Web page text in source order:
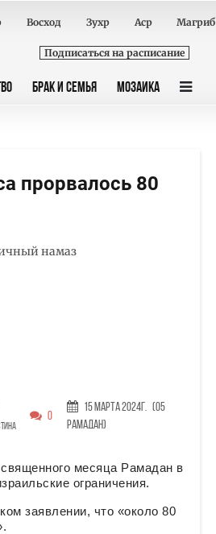
Восход Зухр Аср Магриб
Подписаться на расписание
БРАК И СЕМЬЯ МОЗАИКА
прорвалось 80
намаз
0
15 Марта 2024г. (05
Рамадан)
месяца Рамадан в
ограничения.
заявлении, что «около 80